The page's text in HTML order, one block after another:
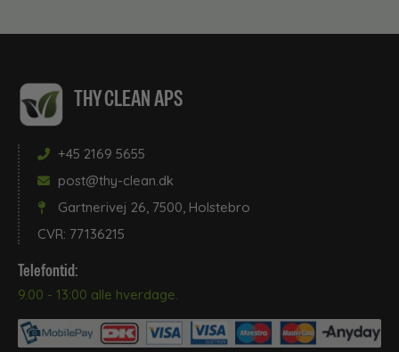
THY CLEAN APS
+45 2169 5655
post@thy-clean.dk
Gartnerivej 26, 7500, Holstebro
CVR: 77136215
Telefontid:
9.00 - 13:00 alle hverdage.